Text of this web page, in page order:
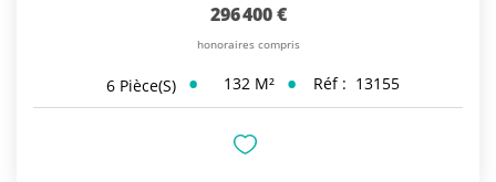
296 400 €
honoraires compris
6 Pièce(s) 132 M² Réf : 13155